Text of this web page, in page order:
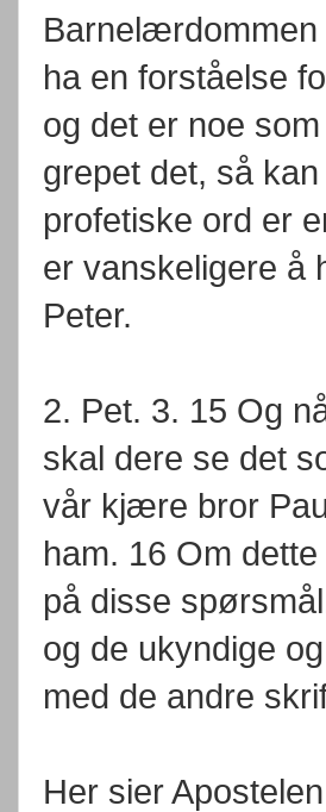
Barnelærdommen
ha en forståelse
og det er noe
grepet det, så
profetiske ord er
er vanskeligere å
Peter.
2. Pet. 3. 15 Og
skal dere se det
vår kjære bror
ham. 16 Om
på disse
og de ukyndige
med de andre
Her sier